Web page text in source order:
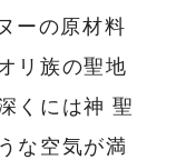
ーの原材料
リ族の聖地
くには神 聖
な空気が満